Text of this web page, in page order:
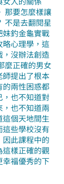
那要怎麼樣讓
不是去翻閱星
釣金龜實戰
心理學，這
沒辦法創造
麼正確的男女
師提出了根本
兩性困惑都
也不知道對
也不知道兩
個天地間生
些學校沒有
此課程中的
樣正確的觀
福優秀的下